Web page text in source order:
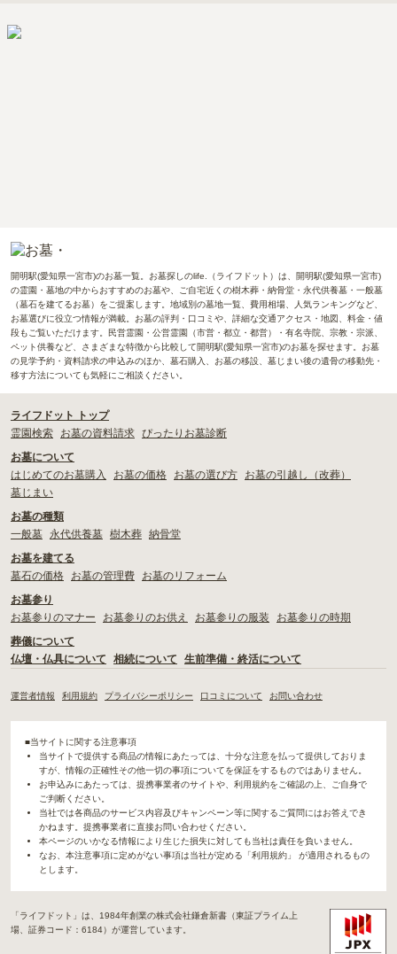
開明駅(愛知県一宮市)のお墓一覧。お墓探しのlife.（ライフドット）は、開明駅(愛知県一宮市)
の霊園・墓地の中からおすすめのお墓や、ご自宅近くの樹木葬・納骨堂・永代供養墓・一般墓
（墓石を建てるお墓）をご提案します。地域別の墓地一覧、費用相場、人気ランキングなど、
お墓選びに役立つ情報が満載。お墓の評判・口コミや、詳細な交通アクセス・地図、料金・値
段もご覧いただけます。民営霊園・公営霊園（市営・都立・都営）・有名寺院、宗教・宗派、
ペット供養など、さまざまな特徴から比較して開明駅(愛知県一宮市)のお墓を探せます。お墓
の見学予約・資料請求の申込みのほか、墓石購入、お墓の移設、墓じまい後の遺骨の移動先・
移す方法についても気軽にご相談ください。
ライフドット トップ
霊園検索
お墓の資料請求 ぴったりお墓診断
お墓について
はじめてのお墓購入
お墓の価格 お墓の選び方
お墓の引越し（改葬）
墓じまい
お墓の種類
一般墓
永代供養墓 樹木葬 納骨堂
お墓を建てる
墓石の価格
お墓の管理費
お墓のリフォーム
お墓参り
お墓参りのマナー
お墓参りのお供え お墓参りの服装
お墓参りの時期
葬儀について
仏壇・仏具について
相続について 生前準備・終活について
運営者情報 利用規約 プライバシーポリシー 口コミについて お問い合わせ
■当サイトに関する注意事項
当サイトで提供する商品の情報にあたっては、十分な注意を払って提供しておりま
すが、情報の正確性その他一切の事項についてを保証をするものではありません。
お申込みにあたっては、提携事業者のサイトや、利用規約をご確認の上、ご自身で
ご判断ください。
当社では各商品のサービス内容及びキャンペーン等に関するご質問にはお答えでき
かねます。提携事業者に直接お問い合わせください。
本ページのいかなる情報により生じた損失に対しても当社は責任を負いません。
なお、本注意事項に定めがない事項は当社が定める「利用規約」 が適用されるもの
とします。
「ライフドット」は、1984年創業の株式会社鎌倉新書（東証プライム上
場、証券コード：6184）が運営しています。